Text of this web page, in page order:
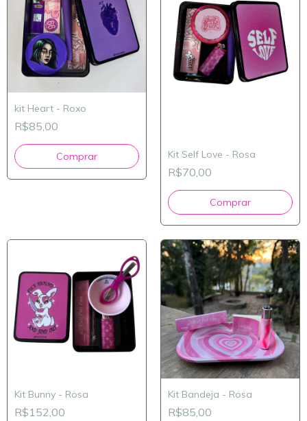
kit Heart - Roxo
R$85,00
Kit Self Love - Rosa
R$70,00
Kit Bunny - Rosa
R$152,00
Kit Bandeja - Rosa
R$85,00